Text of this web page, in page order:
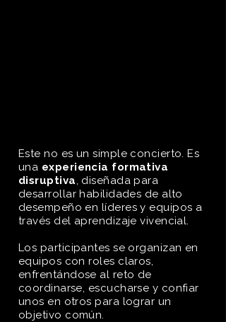
Este no es un simple concierto. Es
una experiencia formativa
disruptiva, diseñada para
desarrollar habilidades de alto
desempeño en líderes y equipos a
través del aprendizaje vivencial.
Los participantes se organizan en
equipos con roles claros,
enfrentándose al reto de
coordinarse, escucharse y confiar
unos en otros para lograr un
objetivo común.